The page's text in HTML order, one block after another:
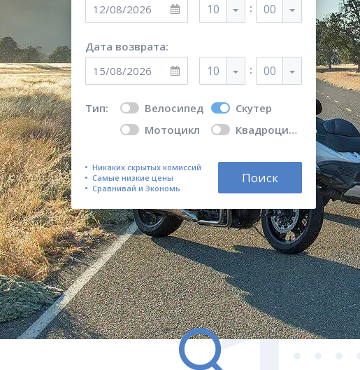
10 : 00
Дата возврата:
10 : 00
Тип: Велосипед
Скутер
Мотоцикл
Квадроцикл
Никаких скрытых комиссий
Самые низкие цены
Сравнивай и Экономь
Поиск